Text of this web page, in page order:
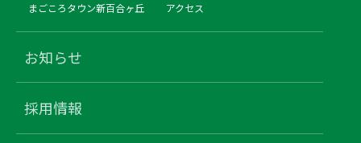
まごころタウン新百合ヶ丘
アクセス
お知らせ
採用情報